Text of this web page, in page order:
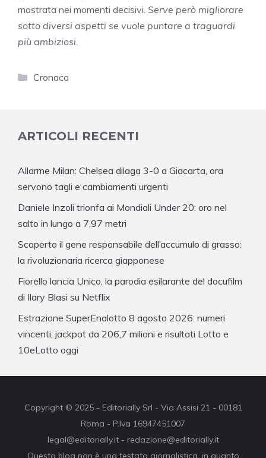
mostrata nei momenti decisivi. Serve però migliorare
sotto diversi aspetti se vuole puntare a traguardi
più ambiziosi.
Categorie
Cronaca
ARTICOLI RECENTI
Allarme Milan: Chelsea dilaga 3-0 a Giacarta, ora
servono tagli e cambiamenti urgenti
Daniele Inzoli trionfa ai Mondiali Under 20: oro nel
salto in lungo a 7,97 metri
Scoperto il gene responsabile dell’accumulo di grasso:
la rivoluzionaria ricerca giapponese
Fiorello lancia Unico, la parodia esilarante del docufilm
di Ilary Blasi su Netflix
Estrazione SuperEnalotto 8 agosto 2026: numeri
vincenti, jackpot da 206,7 milioni e risultati Lotto e
10eLotto oggi
Copyright © 2025 - Editorially Srl - Via Assisi 21 - 00181
Roma - P.Iva 16947451007
legal@editorially.it - redazione@editorially.it
Questo blog non è una testata giornalistica, in quanto